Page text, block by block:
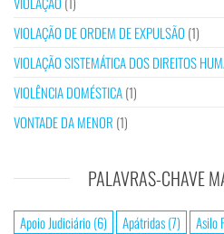
VIOLAÇÃO DE ORDEM DE EXPULSÃO (1)
VIOLAÇÃO SISTEMÁTICA DOS DIREITOS
VIOLÊNCIA DOMÉSTICA(1)
VONTADE DA MENOR (1)
PALAVRAS-CHAVE
Apoio Judiciário(6) Apátridas(7) Asilo